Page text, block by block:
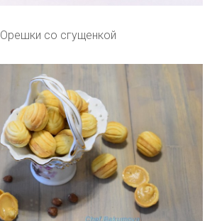
Орешки со сгущенкой